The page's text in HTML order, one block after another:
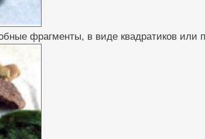
фрагменты, в виде квадратиков или